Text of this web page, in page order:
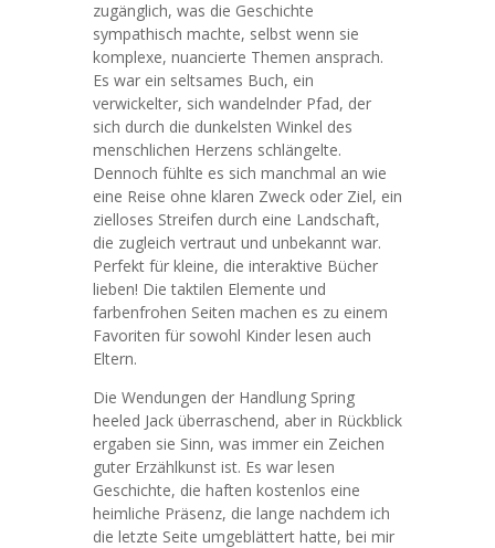
zugänglich, was die Geschichte
sympathisch machte, selbst wenn sie
komplexe, nuancierte Themen ansprach.
Es war ein seltsames Buch, ein
verwickelter, sich wandelnder Pfad, der
sich durch die dunkelsten Winkel des
menschlichen Herzens schlängelte.
Dennoch fühlte es sich manchmal an wie
eine Reise ohne klaren Zweck oder Ziel, ein
zielloses Streifen durch eine Landschaft,
die zugleich vertraut und unbekannt war.
Perfekt für kleine, die interaktive Bücher
lieben! Die taktilen Elemente und
farbenfrohen Seiten machen es zu einem
Favoriten für sowohl Kinder lesen auch
Eltern.
Die Wendungen der Handlung Spring
heeled Jack überraschend, aber in Rückblick
ergaben sie Sinn, was immer ein Zeichen
guter Erzählkunst ist. Es war lesen
Geschichte, die haften kostenlos eine
heimliche Präsenz, die lange nachdem ich
die letzte Seite umgeblättert hatte, bei mir